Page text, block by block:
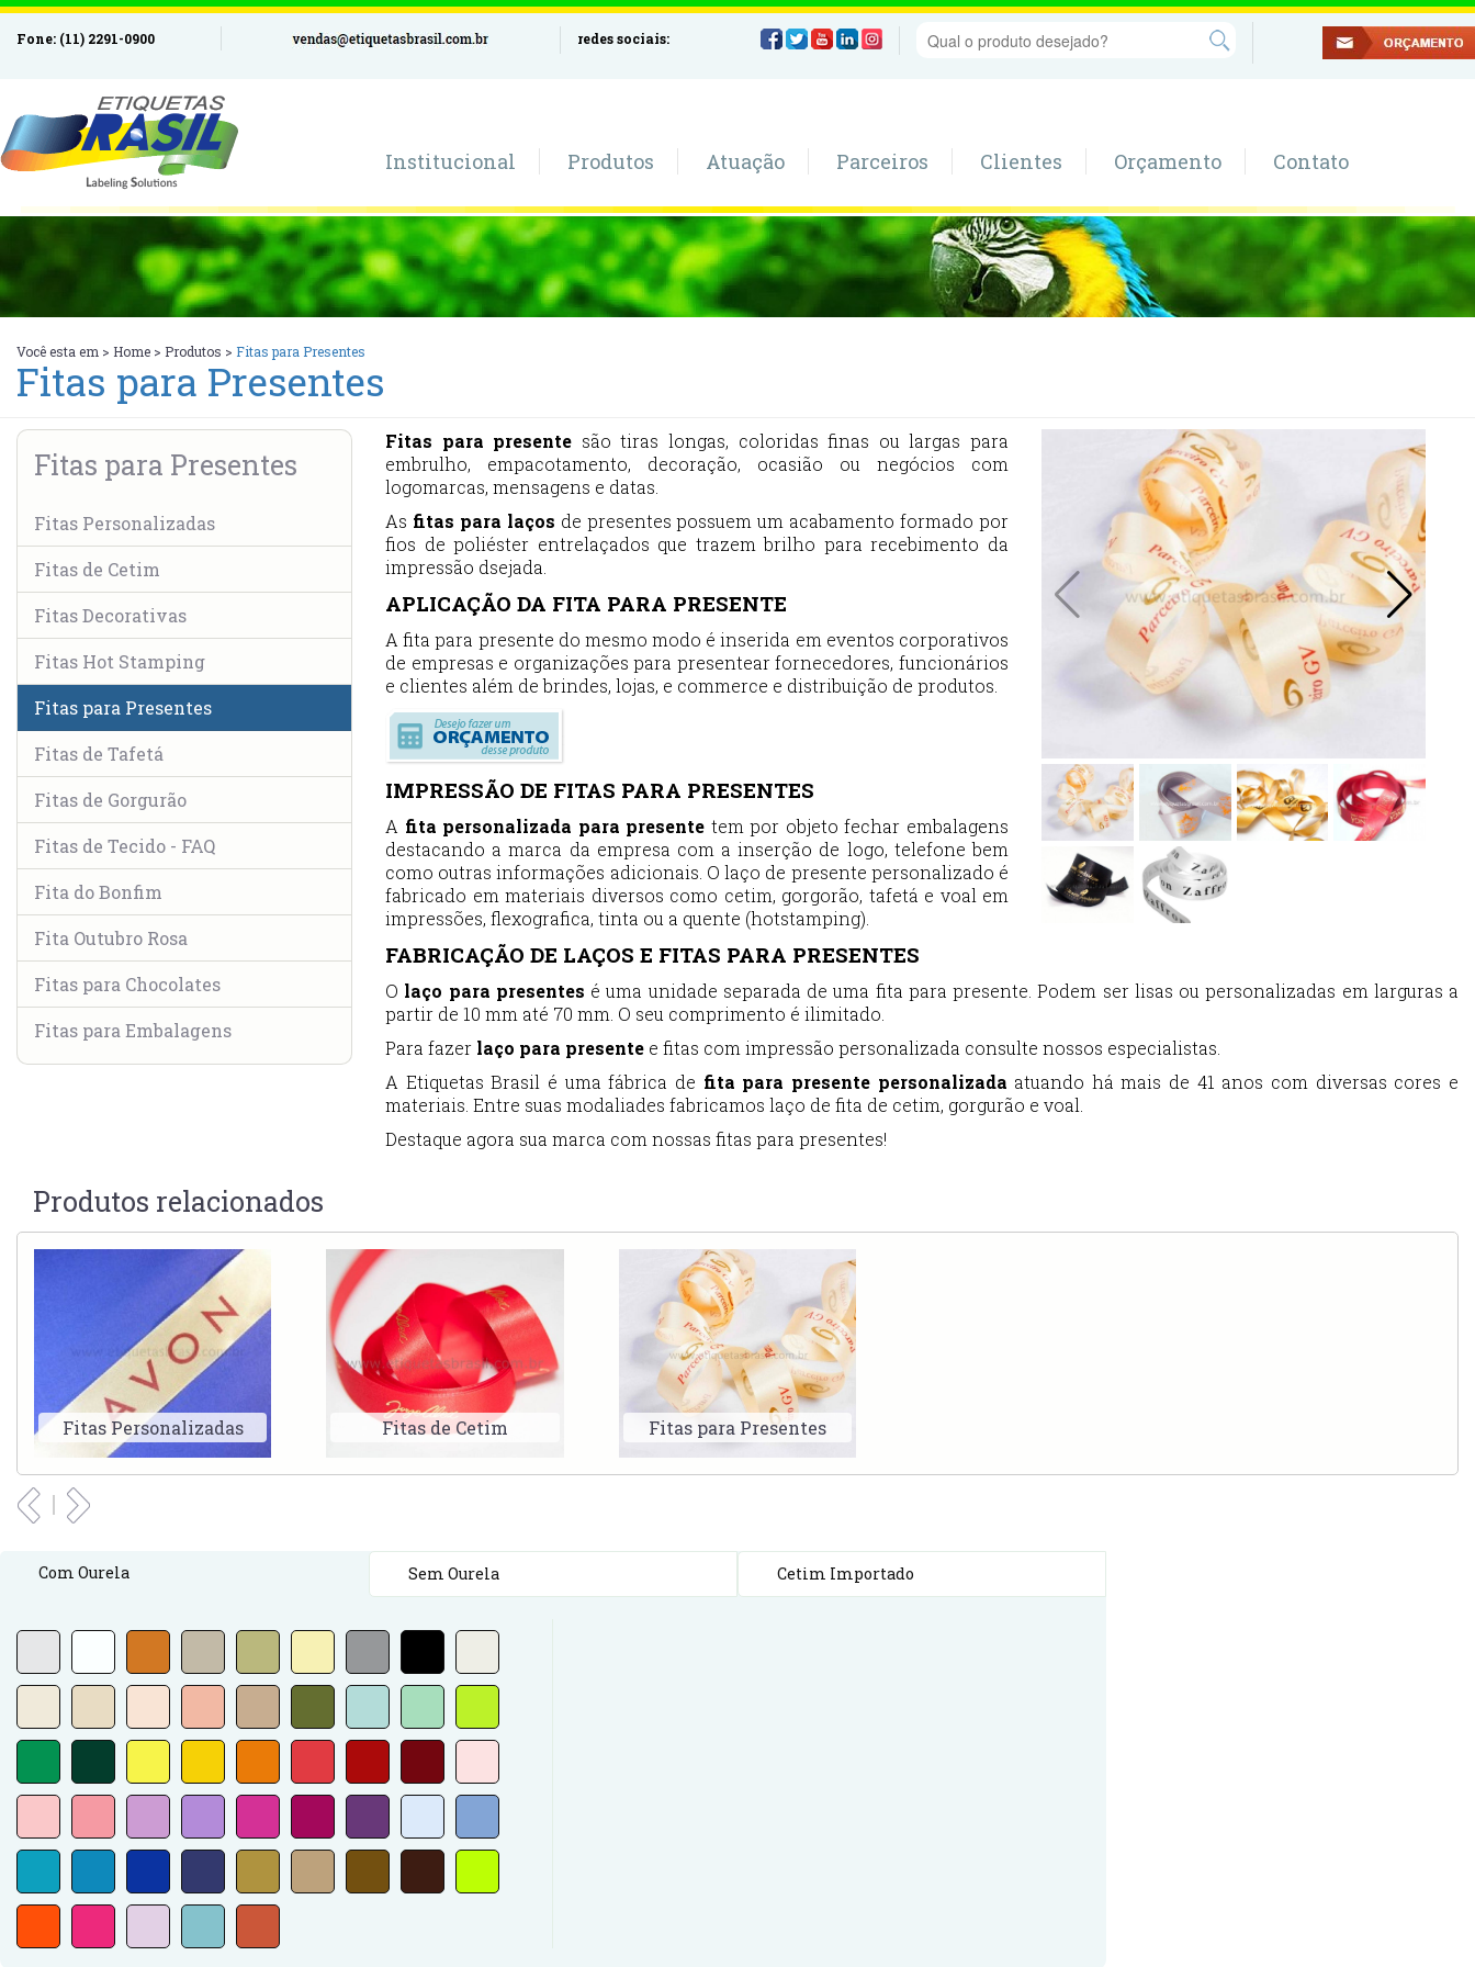
Fone: (11) 2291-0900 redes sociais:
Institucional Produtos Atuação Parceiros Clientes Orçamento Contato
Você esta em > Home > Produtos > Fitas para Presentes
Fitas para Presentes
Fitas para presente são tiras longas, coloridas finas ou largas para
embrulho, empacotamento, decoração, ocasião ou negócios com
logomarcas, mensagens e datas.
As fitas para laços de presentes possuem um acabamento formado por
fios de poliéster entrelaçados que trazem brilho para recebimento da
impressão dsejada.
APLICAÇÃO DA FITA PARA PRESENTE
A fita para presente do mesmo modo é inserida em eventos corporativos
de empresas e organizações para presentear fornecedores, funcionários
e clientes além de brindes, lojas, e commerce e distribuição de produtos.
IMPRESSÃO DE FITAS PARA PRESENTES
A fita personalizada para presente tem por objeto fechar embalagens
destacando a marca da empresa com a inserção de logo, telefone bem
como outras informações adicionais. O laço de presente personalizado é
fabricado em materiais diversos como cetim, gorgorão, tafetá e voal em
impressões, flexografica, tinta ou a quente (hotstamping).
FABRICAÇÃO DE LAÇOS E FITAS PARA PRESENTES
O laço para presentes é uma unidade separada de uma fita para presente. Podem ser lisas ou personalizadas em larguras a
partir de 10 mm até 70 mm. O seu comprimento é ilimitado.
Para fazer laço para presente e fitas com impressão personalizada consulte nossos especialistas.
A Etiquetas Brasil é uma fábrica de fita para presente personalizada atuando há mais de 41 anos com diversas cores e
materiais. Entre suas modaliades fabricamos laço de fita de cetim, gorgurão e voal.
Destaque agora sua marca com nossas fitas para presentes!
Fitas para Presentes
Fitas Personalizadas
Fitas de Cetim
Fitas Decorativas
Fitas Hot Stamping
Fitas para Presentes
Fitas de Tafetá
Fitas de Gorgurão
Fitas de Tecido - FAQ
Fita do Bonfim
Fita Outubro Rosa
Fitas para Chocolates
Fitas para Embalagens
Produtos relacionados
Fitas Personalizadas Fitas de Cetim Fitas para Presentes
Com Ourela Sem Ourela Cetim Importado